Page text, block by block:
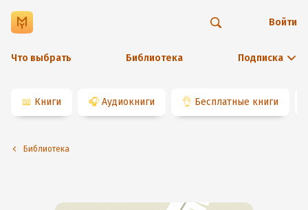
Что выбрать Библиотека Подписка
Войти
📖 Книги 🎧 Аудиокниги 👌 Бесплатные книги
Библиотека